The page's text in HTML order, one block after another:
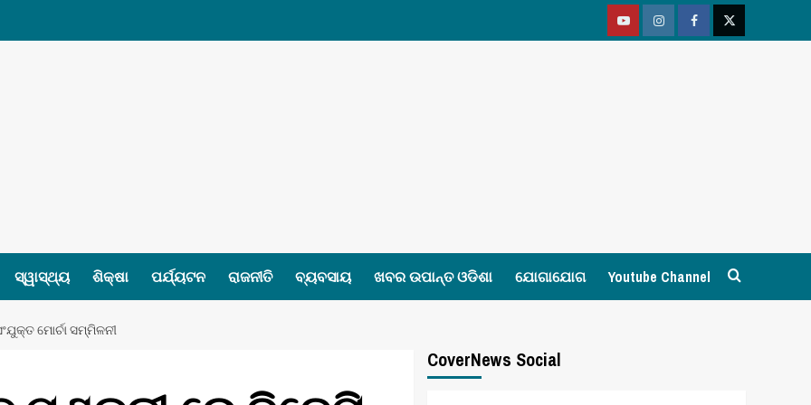
YoutubeVimeoFacebookTwitter
ସ୍ୱାସ୍ଥ୍ୟ ଶିକ୍ଷା ପର୍ଯ୍ୟଟନ ରାଜନୀତି ବ୍ୟବସାୟ ଖବର ଉପାନ୍ତ ଓଡିଶା ଯୋଗାଯୋଗ Youtube Channel
ମୋର୍ଚା ସମ୍ମିଳନୀ
CoverNews Social